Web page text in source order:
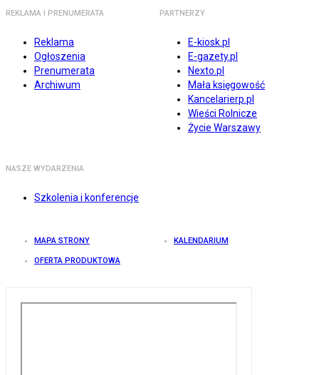
REKLAMA I PRENUMERATA
Reklama
Ogłoszenia
Prenumerata
Archiwum
PARTNERZY
E-kiosk.pl
E-gazety.pl
Nexto.pl
Mała księgowość
Kancelarierp.pl
Wieści Rolnicze
Życie Warszawy
NASZE WYDARZENIA
Szkolenia i konferencje
MAPA STRONY KALENDARIUM
OFERTA PRODUKTOWA